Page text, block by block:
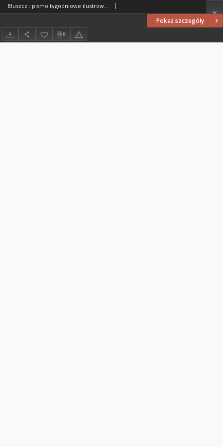
Pokaż szczegóły
Bluszcz : pismo tygodniowe ilustrowane poświęcone sprawom kobiecym, 1912 R. 48, nr 41